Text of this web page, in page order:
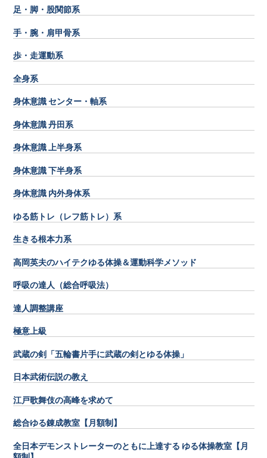
足・脚・股関節系
手・腕・肩甲骨系
歩・走運動系
全身系
身体意識 センター・軸系
身体意識 丹田系
身体意識 上半身系
身体意識 下半身系
身体意識 内外身体系
ゆる筋トレ（レフ筋トレ）系
生きる根本力系
高岡英夫のハイテクゆる体操＆運動科学メソッド
呼吸の達人（総合呼吸法）
達人調整講座
極意上級
武蔵の剣「五輪書片手に武蔵の剣とゆる体操」
日本武術伝説の教え
江戸歌舞伎の高峰を求めて
総合ゆる錬成教室【月額制】
全日本デモンストレーターのともに上達する ゆる体操教室【月